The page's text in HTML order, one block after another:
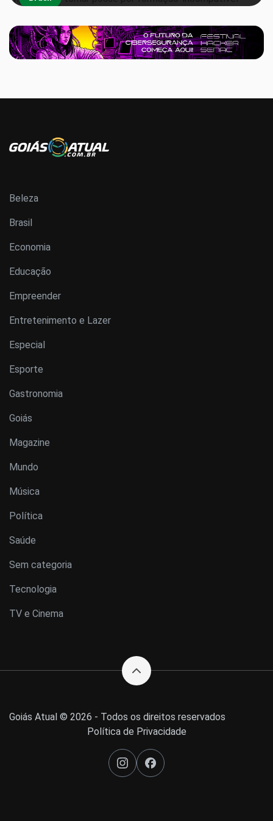
Beleza
Brasil
Economia
Educação
Empreender
Entretenimento e Lazer
Especial
Esporte
Gastronomia
Goiás
Magazine
Mundo
Música
Política
Saúde
Sem categoria
Tecnologia
TV e Cinema
Goiás Atual © 2026 - Todos os direitos reservados
Política de Privacidade